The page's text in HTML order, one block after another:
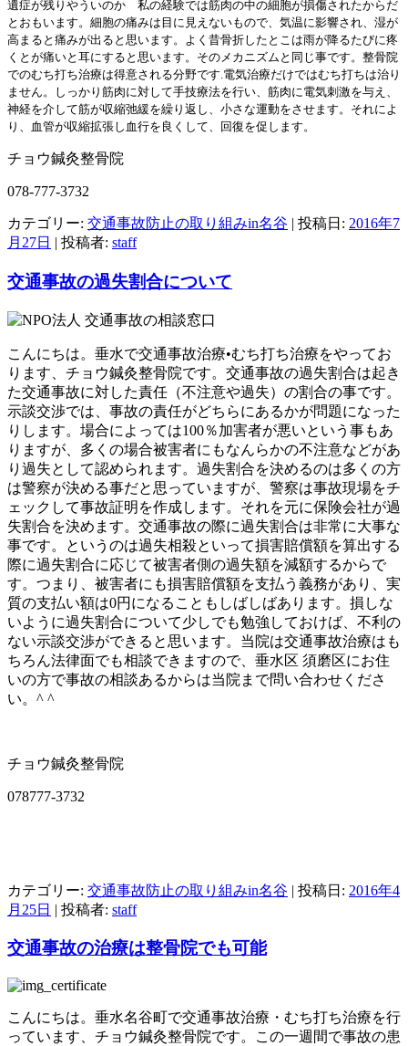
遺症が残りやういのか 私の経験では筋肉の中の細胞が損傷されたからだ
とおもいます。細胞の痛みは目に見えないもので、気温に影響され、湿が
高まると痛みが出ると思います。よく昔骨折したとこは雨が降るたびに疼
くとが痛いと耳にすると思います。そのメカニズムと同じ事です。整骨院
でのむち打ち治療は得意される分野です.電気治療だけではむち打ちは治り
ません。しっかり筋肉に対して手技療法を行い、筋肉に電気刺激を与え、
神経を介して筋が収縮弛緩を繰り返し、小さな運動をさせます。それによ
り、血管が収縮拡張し血行を良くして、回復を促します。
チョウ鍼灸整骨院
078-777-3732
カテゴリー: 交通事故防止の取り組みin名谷 | 投稿日: 2016年7
月27日 | 投稿者: staff
交通事故の過失割合について
こんにちは。垂水で交通事故治療•むち打ち治療をやってお
ります、チョウ鍼灸整骨院です。交通事故の過失割合は起き
た交通事故に対した責任（不注意や過失）の割合の事です。
示談交渉では、事故の責任がどちらにあるかが問題になった
りします。場合によっては100％加害者が悪いという事もあ
りますが、多くの場合被害者にもなんらかの不注意などがあ
り過失として認められます。過失割合を決めるのは多くの方
は警察が決める事だと思っていますが、警察は事故現場をチ
ェックして事故証明を作成します。それを元に保険会社が過
失割合を決めます。交通事故の際に過失割合は非常に大事な
事です。というのは過失相殺といって損害賠償額を算出する
際に過失割合に応じて被害者側の過失額を減額するからで
す。つまり、被害者にも損害賠償額を支払う義務があり、実
質の支払い額は0円になることもしばしばあります。損しな
いように過失割合について少しでも勉強しておけば、不利の
ない示談交渉ができると思います。当院は交通事故治療はも
ちろん法律面でも相談できますので、垂水区 須磨区にお住
いの方で事故の相談あるからは当院まで問い合わせくださ
い。^ ^
チョウ鍼灸整骨院
078777-3732
カテゴリー: 交通事故防止の取り組みin名谷 | 投稿日: 2016年4
月25日 | 投稿者: staff
交通事故の治療は整骨院でも可能
こんにちは。垂水名谷町で交通事故治療・むち打ち治療を行
っています、チョウ鍼灸整骨院です。この一週間で事故の患